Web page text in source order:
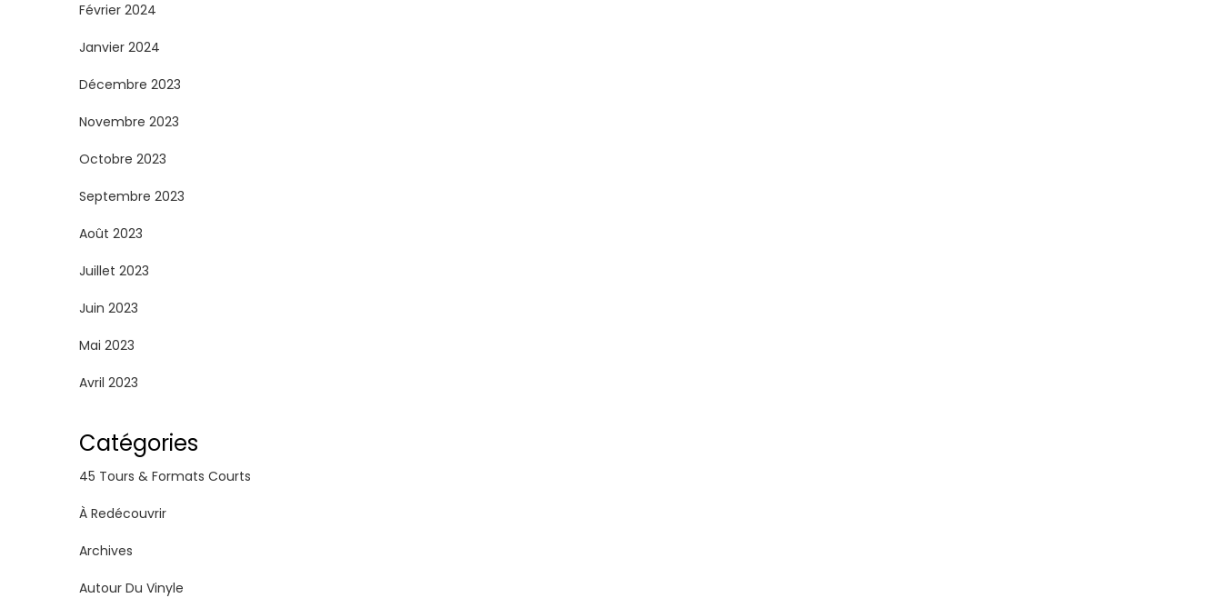
Février 2024
Janvier 2024
Décembre 2023
Novembre 2023
Octobre 2023
Septembre 2023
Août 2023
Juillet 2023
Juin 2023
Mai 2023
Avril 2023
Catégories
45 Tours & Formats Courts
À Redécouvrir
Archives
Autour Du Vinyle